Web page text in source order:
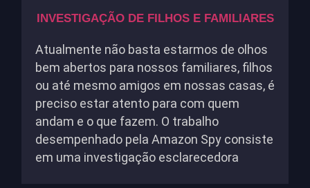
INVESTIGAÇÃO DE FILHOS E FAMILIARES
Atualmente não basta estarmos de olhos
bem abertos para nossos familiares, filhos
ou até mesmo amigos em nossas casas, é
preciso estar atento para com quem
andam e o que fazem. O trabalho
desempenhado pela Amazon Spy consiste
em uma investigação esclarecedora